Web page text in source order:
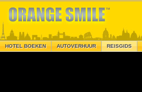
HOTEL BOEKEN AUTOVERHUUR REISGIDS